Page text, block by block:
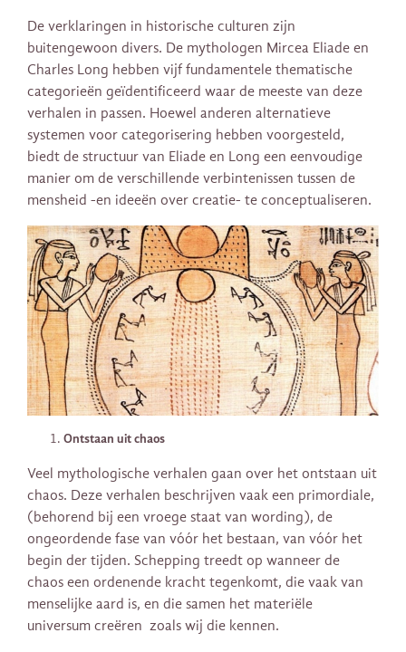
De verklaringen in historische culturen zijn
buitengewoon divers. De mythologen Mircea Eliade en
Charles Long hebben vijf fundamentele thematische
categorieën geïdentificeerd waar de meeste van deze
verhalen in passen. Hoewel anderen alternatieve
systemen voor categorisering hebben voorgesteld,
biedt de structuur van Eliade en Long een eenvoudige
manier om de verschillende verbintenissen tussen de
mensheid -en ideeën over creatie- te conceptualiseren.
Ontstaan uit chaos
Veel mythologische verhalen gaan over het ontstaan uit
chaos. Deze verhalen beschrijven vaak een primordiale,
(behorend bij een vroege staat van wording), de
ongeordende fase van vóór het bestaan, van ​​vóór het
begin der tijden. Schepping treedt op wanneer de
chaos een ordenende kracht tegenkomt, die vaak van
menselijke aard is, en die samen het materiële
universum creëren zoals wij die kennen.